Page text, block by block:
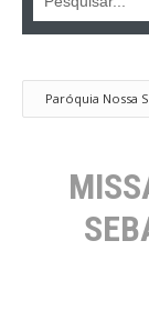
Paróquia Nossa
ANOS DO Pe.